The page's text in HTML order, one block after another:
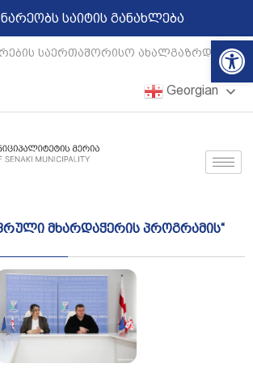
საიტის განახლება
საერთაშორისო ახალგაზრდული
Georgian
მხარდაჭერის პროგრამის“